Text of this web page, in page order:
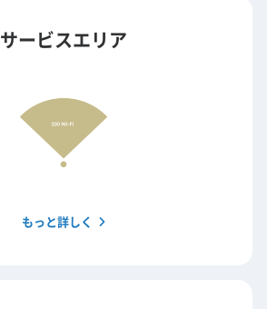
サービスエリア
もっと詳しく